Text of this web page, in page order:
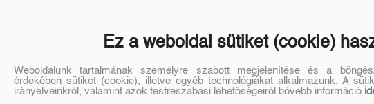
és
Carl R. Rogers, H. Jerome Freiberg
8 500 Ft 7 140 Ft
Kosárba
Ez a weboldal sütiket (cookie)
Weboldalunk tartalmának személyre szabott megjelenítése és a
érdekében sütiket (cookie), illetve egyéb technológiákat alkalmazunk. A
irányelveinkről, valamint azok testreszabási lehetőségeiről bővebb információ